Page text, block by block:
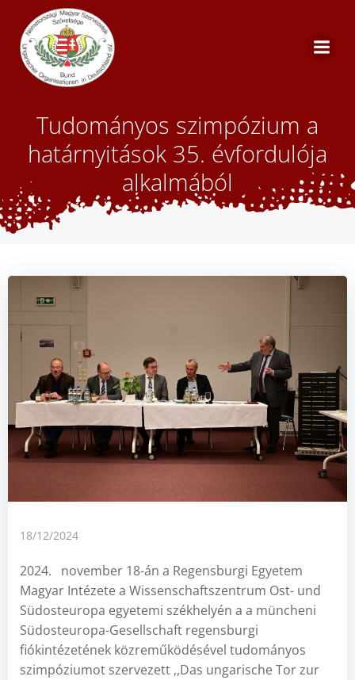
Tudományos szimpózium a
határnyitások 35. évfordulója
alkalmából
18/12/2024
2024. november 18-án a Regensburgi Egyetem
Magyar Intézete a Wissenschaftszentrum Ost- und
Südosteuropa egyetemi székhelyén a a müncheni
Südosteuropa-Gesellschaft regensburgi
fiókintézetének közreműködésével tudományos
szimpóziumot szervezett ,,Das ungarische Tor zur